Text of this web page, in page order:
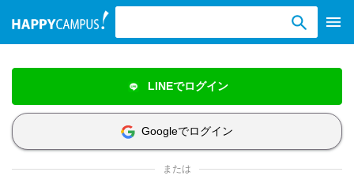
LINEでログイン
Googleでログイン
または